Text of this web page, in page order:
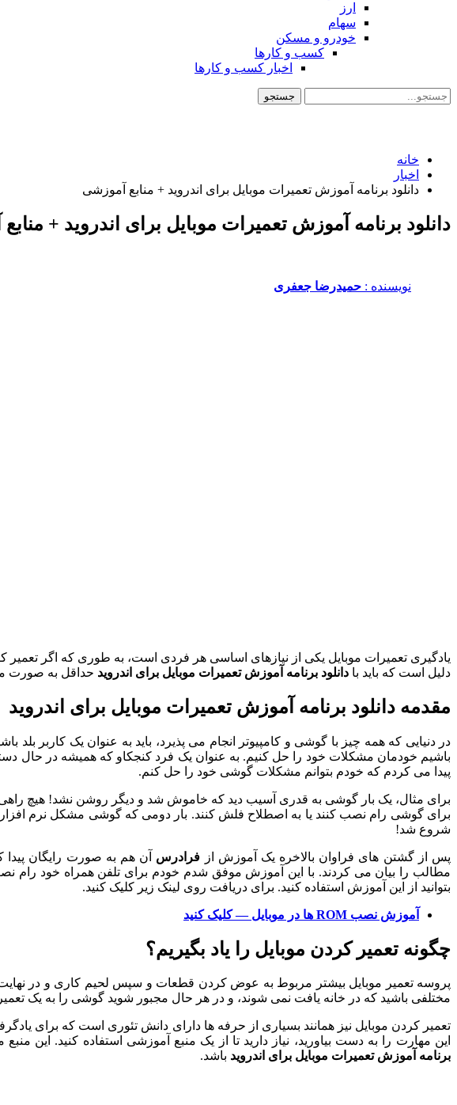
ارز
سهام
خودرو و مسکن
کسب و کارها
اخبار کسب و کارها
خانه
اخبار
دانلود برنامه آموزش تعمیرات موبایل برای اندروید + منابع آموزشی
دانلود برنامه آموزش تعمیرات موبایل برای اندروید +
نویسنده :‌ حمیدرضا جعفری
یادگیری تعمیرات موبایل یکی از نیازهای اساسی هر فردی است، به طوری که اگر تعمیر
دلیل است که باید با دانلود برنامه آموزش تعمیرات موبایل برای اندروید حداقل به صورت
مقدمه دانلود برنامه آموزش تعمیرات موبایل برای اندروید
در دنیایی که همه چیز با گوشی و کامپیوتر انجام می پذیرد، باید به عنوان یک کاربر
باشیم خودمان مشکلات خود را حل کنیم. به عنوان یک فرد کنجکاو که همیشه در حال
پیدا می کردم که خودم بتوانم مشکلات گوشی خود را حل کنم.
برای مثال، یک بار گوشی به قدری آسیب دید که خاموش شد و دیگر روشن نشد! هیچ راهی
برای گوشی رام نصب کنند یا به اصطلاح فلش کنند. بار دومی که گوشی مشکل نرم
شروع شد!
پس از گشتن های فراوان بالاخره یک آموزش از فرادرس آن هم به صورت رایگان
مطالب را بیان می کردند. با این آموزش موفق شدم خودم برای تلفن همراه خود رام
بتوانید از این آموزش استفاده کنید. برای دریافت روی لینک زیر کلیک کنید.
آموزش نصب ROM ها در موبایل — کلیک کنید
چگونه تعمیر کردن موبایل را یاد بگیریم؟
پروسه تعمیر موبایل بیشتر مربوط به عوض کردن قطعات و سپس لحیم کاری و در
مختلفی باشید که در خانه یافت نمی شوند، و در هر حال مجبور شوید گوشی را به یک تعمیر
تعمیر کردن موبایل نیز همانند بسیاری از حرفه ها دارای دانش تئوری است که برای
این مهارت را به دست بیاورید، نیاز دارید تا از یک منبع آموزشی استفاده کنید. این
برنامه آموزش تعمیرات موبایل برای اندروید باشد.